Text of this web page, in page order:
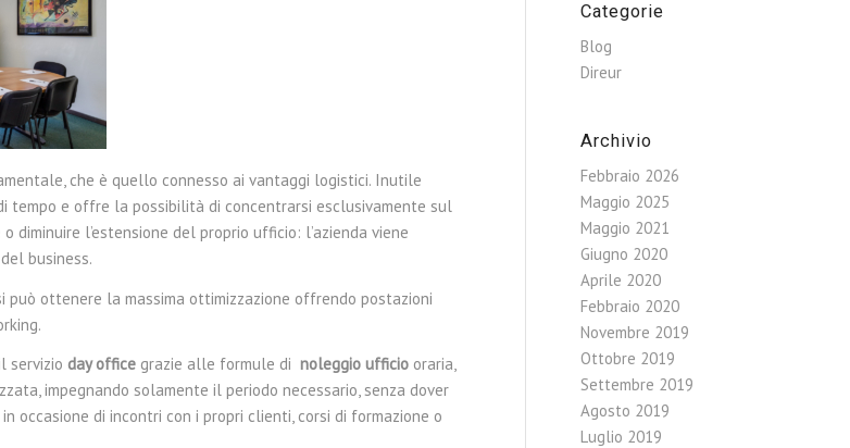
che è quello connesso ai vantaggi logistici. Inutile
tempo e offre la possibilità di concentrarsi esclusivamente sul
l’estensione del proprio ufficio: l’azienda viene
business.
può ottenere la massima ottimizzazione offrendo postazioni
servizio day office grazie alle formule di noleggio ufficio oraria,
impegnando solamente il periodo necessario, senza dover
di incontri con i propri clienti, corsi di formazione o
Categorie
Blog
Direur
Archivio
Febbraio 2026
Maggio 2025
Maggio 2021
Giugno 2020
Aprile 2020
Febbraio 2020
Novembre 2019
Ottobre 2019
Settembre 2019
Agosto 2019
Luglio 2019